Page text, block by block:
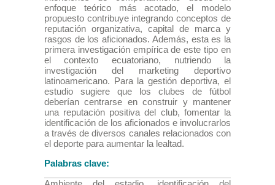
enfoque teórico más acotado, el modelo
propuesto contribuye integrando conceptos de
reputación organizativa, capital de marca y
rasgos de los aficionados. Además, esta es la
primera investigación empírica de este tipo en
el contexto ecuatoriano, nutriendo la
investigación del marketing deportivo
latinoamericano. Para la gestión deportiva, el
estudio sugiere que los clubes de fútbol
deberían centrarse en construir y mantener
una reputación positiva del club, fomentar la
identificación de los aficionados e involucrarlos
a través de diversos canales relacionados con
el deporte para aumentar la lealtad.
Palabras clave: